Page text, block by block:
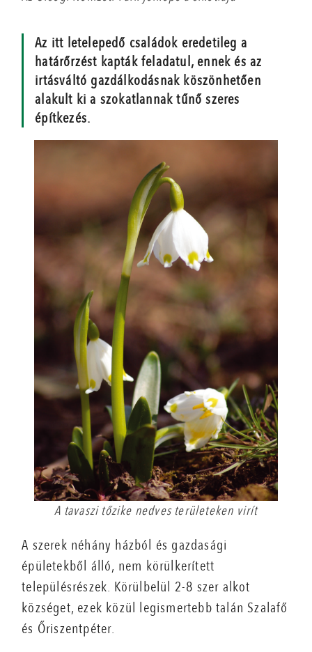
Az itt letelepedő családok eredetileg a
határőrzést kapták feladatul, ennek és az
irtásváltó gazdálkodásnak köszönhetően
alakult ki a szokatlannak tűnő szeres
építkezés.
A tavaszi tőzike nedves területeken virít
A szerek néhány házból és gazdasági
épületekből álló, nem körülkerített
településrészek. Körülbelül 2-8 szer alkot
községet, ezek közül legismertebb talán Szalafő
és Őriszentpéter.